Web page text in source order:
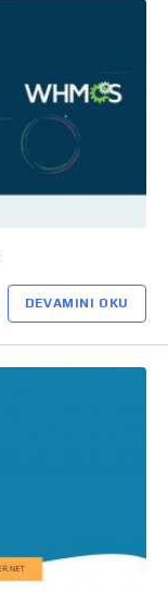
DEVAMINI OKU